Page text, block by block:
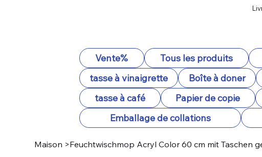
Vente% Tous les produits
tasse à vinaigrette
Boîte à doner
tasse à café
Papier de copie
Emballage de collations
Maison >Feuchtwischmop Acryl Color 60 cm mit Taschen